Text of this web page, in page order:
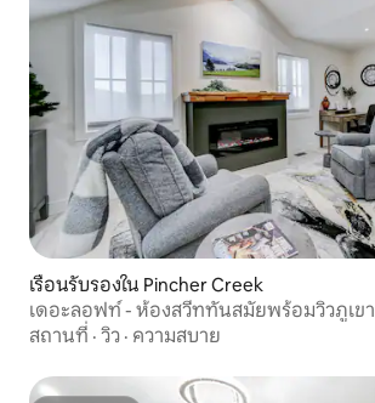
เรือนรับรองใน Pincher Creek
เดอะลอฟท์ - ห้องสวีททันสมัยพร้อมวิวภูเขา
สถานที่ · วิว · ความสบาย